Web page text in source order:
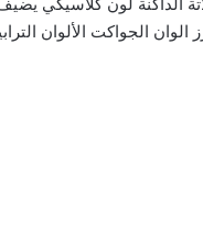
الجواكت الألوان